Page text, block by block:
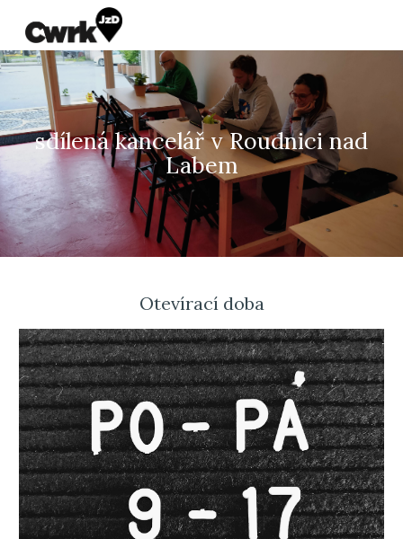
Skip to main content
sdílená kancelář v Roudnici nad
Labem
Otevírací doba